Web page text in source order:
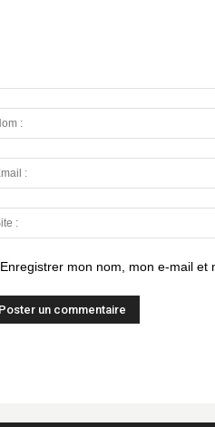
Enregistrer mon nom, mon e-mail et